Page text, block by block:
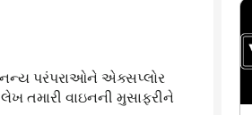
પરંપરાઓને એક્સપ્લોર
વાઇનની મુસાફરીને